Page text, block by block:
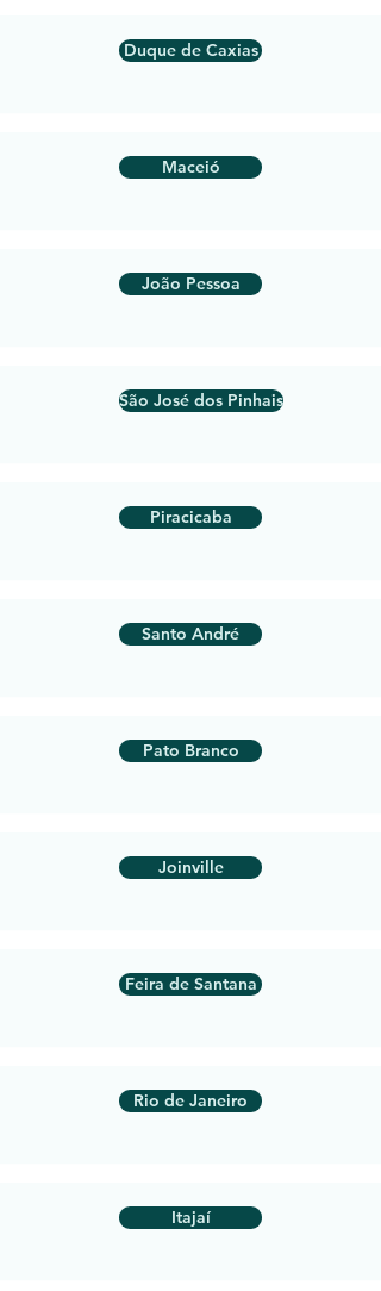
Duque de Caxias
Maceió
João Pessoa
São José dos Pinhais
Piracicaba
Santo André
Pato Branco
Joinville
Feira de Santana
Rio de Janeiro
Itajaí